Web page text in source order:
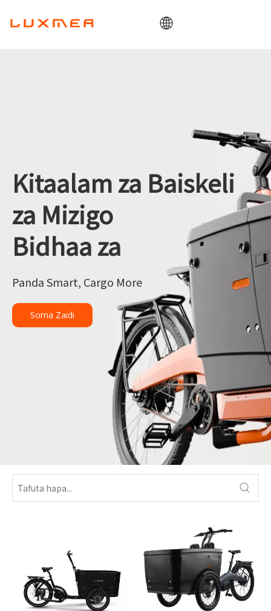
Blogu
Wasiliana
Kitaalam za Baiskeli
za Mizigo
Bidhaa za
Panda Smart, Cargo More
Soma Zaidi